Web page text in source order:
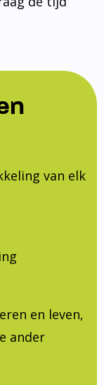
van elk
en leven,
ander